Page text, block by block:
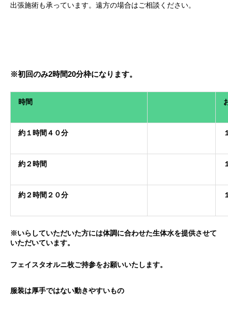
出張施術も承っています。遠方の場合はご相談ください。
※初回のみ2時間20分枠になります。
時間
約１時間４０分
約２時間
約２時間２０分
※いらしていただいた方には体調に合わせた生体水を提供させて
いただいています。
フェイスタオルニ枚ご持参をお願いいたします。
服装は厚手ではない動きやすいもの